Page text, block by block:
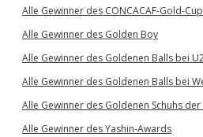
Alle Gewinner des CONCACAF-Gold-
Alle Gewinner des Golden Boy
Alle Gewinner des Goldenen Balls bei
Alle Gewinner des Goldenen Balls bei
Alle Gewinner des Goldenen Schuhs der
Alle Gewinner des Yashin-Awards